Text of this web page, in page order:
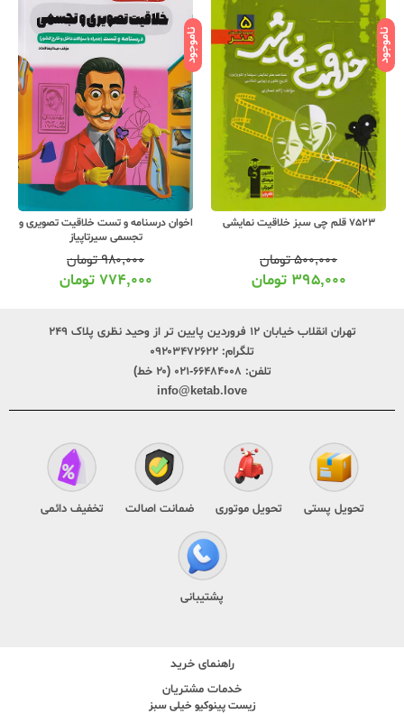
ناموجود
7523 قلم چی سبز خلاقیت نمایشی
۵۰۰,۰۰۰تومان
۳۹۵,۰۰۰ تومان
ناموجود
اخوان درسنامه و تست خلاقیت تصویری و
تجسمی سیرتاپیاز
۹۸۰,۰۰۰تومان
۷۷۴,۰۰۰ تومان
تهران انقلاب خیابان ۱۲ فروردین پایین تر از وحید نظری پلاک ۲۴۹
تلگرام: ۰۹۲۰۳۴۷۲۶۲۲
تلفن: ۶۶۴۸۴۰۰۸-۰۲۱ (۲۰ خط)
info@ketab.love
تحویل پستی تحویل موتوری ضمانت اصالت تخفیف دائمی
پشتیبانی
راهنمای خرید
خدمات مشتریان
زیست پینوکیو خیلی سبز